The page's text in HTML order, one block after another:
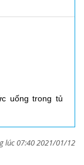
uống trong tủ
lúc 07:40 2021/01/12